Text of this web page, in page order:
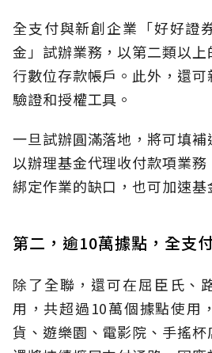
全支付與新創企業「好好證
金」試辦業務，以第二類以
行數位存款帳戶。此外，還
驗證和授權工具。
一旦試辦圓滿落地，將可填
以辦理基金代理收付款項業
綁定作業的缺口，也可加速基
第二，逾10萬據點，全支
除了全聯，還可在屈臣氏、
用，共超過10萬個據點使用
貨、遊樂園、電影院、手搖杯